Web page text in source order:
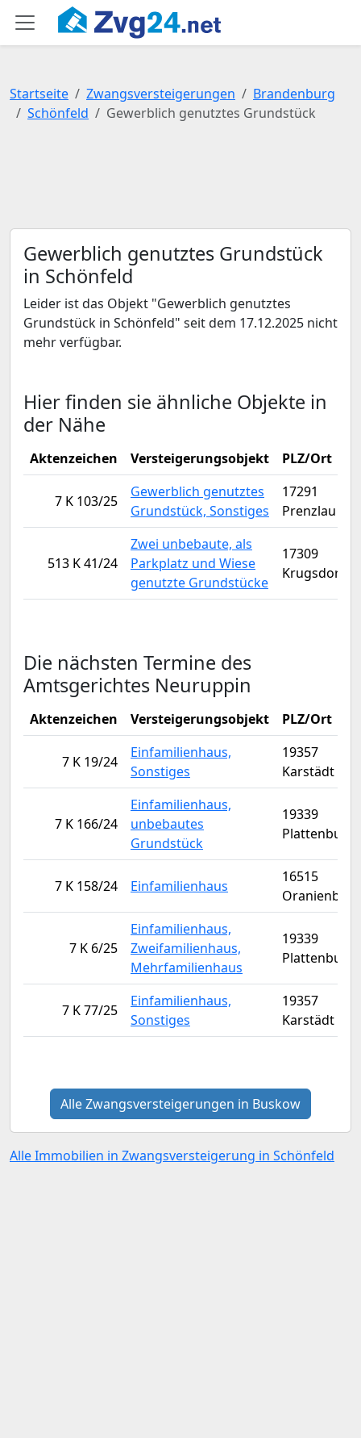
Startseite Zwangsversteigerungen
Brandenburg
Schönfeld
Gewerblich genutztes Grundstück
Gewerblich genutztes Grundstück
in Schönfeld
Leider ist das Objekt "Gewerblich genutztes
Grundstück in Schönfeld" seit dem 17.12.2025 nicht
mehr verfügbar.
Hier finden sie ähnliche Objekte in
der Nähe
Aktenzeichen Versteigerungsobjekt PLZ/Ort
7 K 103/25
Gewerblich genutztes
Grundstück, Sonstiges
17291
Prenzlau
513 K 41/24
Zwei unbebaute, als
Parkplatz und Wiese
genutzte Grundstücke
17309
Krugsdorf
Die nächsten Termine des
Amtsgerichtes Neuruppin
Aktenzeichen Versteigerungsobjekt PLZ/Ort
7 K 19/24
Einfamilienhaus,
Sonstiges
19357
Karstädt
7 K 166/24
Einfamilienhaus,
unbebautes
Grundstück
19339
Plattenburg
7 K 158/24 Einfamilienhaus
16515
Oranienburg
7 K 6/25
Einfamilienhaus,
Zweifamilienhaus,
Mehrfamilienhaus
19339
Plattenburg
7 K 77/25
Einfamilienhaus,
Sonstiges
19357
Karstädt
Alle Zwangsversteigerungen in Buskow
Alle Immobilien in Zwangsversteigerung in Schönfeld